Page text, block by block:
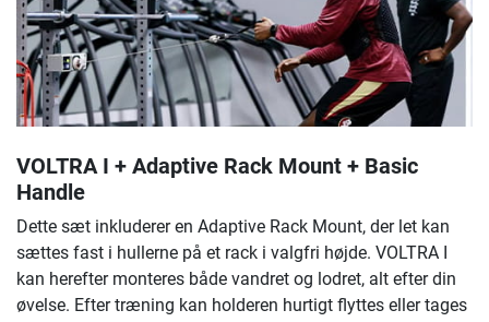
VOLTRA I + Adaptive Rack Mount + Basic
Handle
Dette sæt inkluderer en Adaptive Rack Mount, der let kan
sættes fast i hullerne på et rack i valgfri højde. VOLTRA I
kan herefter monteres både vandret og lodret, alt efter din
øvelse. Efter træning kan holderen hurtigt flyttes eller tages